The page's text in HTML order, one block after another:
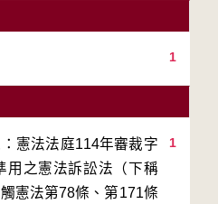
1
1
憲法法庭114年審裁字
用之憲法訴訟法（下稱
憲法第78條、第171條